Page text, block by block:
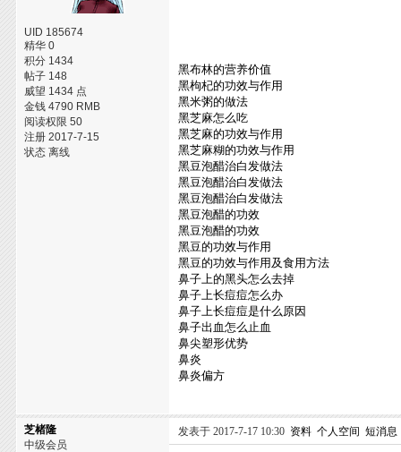
UID 185674
精华 0
积分 1434
帖子 148
威望 1434 点
金钱 4790 RMB
阅读权限 50
注册 2017-7-15
状态 离线
黑布林的营养价值
黑枸杞的功效与作用
黑米粥的做法
黑芝麻怎么吃
黑芝麻的功效与作用
黑芝麻糊的功效与作用
黑豆泡醋治白发做法
黑豆泡醋治白发做法
黑豆泡醋治白发做法
黑豆泡醋的功效
黑豆泡醋的功效
黑豆的功效与作用
黑豆的功效与作用及食用方法
鼻子上的黑头怎么去掉
鼻子上长痘痘怎么办
鼻子上长痘痘是什么原因
鼻子出血怎么止血
鼻尖塑形优势
鼻炎
鼻炎偏方
芝楮隆
中级会员
发表于 2017-7-17 10:30 资料 个人空间 短消息